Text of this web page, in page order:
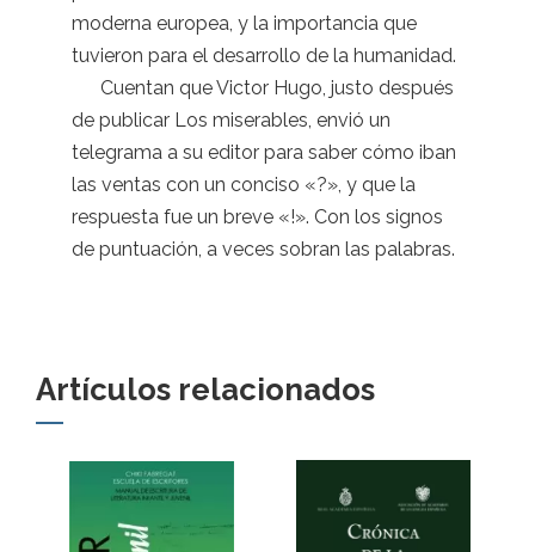
moderna europea, y la importancia que
tuvieron para el desarrollo de la humanidad.
Cuentan que Victor Hugo, justo después
de publicar Los miserables, envió un
telegrama a su editor para saber cómo iban
las ventas con un conciso «?», y que la
respuesta fue un breve «!». Con los signos
de puntuación, a veces sobran las palabras.
Artículos relacionados